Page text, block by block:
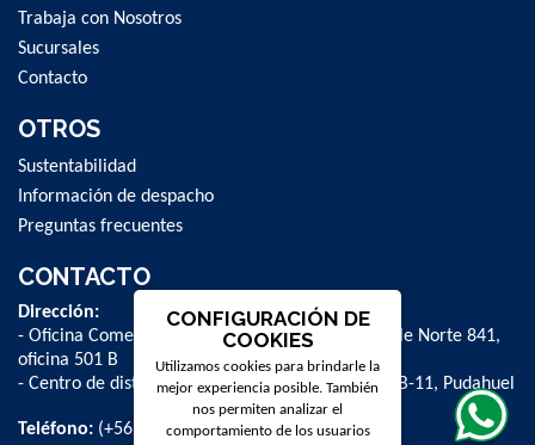
Trabaja con Nosotros
Sucursales
Contacto
OTROS
Sustentabilidad
Información de despacho
Preguntas frecuentes
CONTACTO
Dirección:
- Oficina Comercial y administrativa: Avenida Valle Norte 841,
oficina 501 B
- Centro de distribución: La Farfana 500, bodega B-11, Pudahuel
Teléfono: (+56 2) 2 584 8900
CONFIGURACIÓN DE
COOKIES
Utilizamos cookies para brindarle la
mejor experiencia posible. También
nos permiten analizar el
comportamiento de los usuarios